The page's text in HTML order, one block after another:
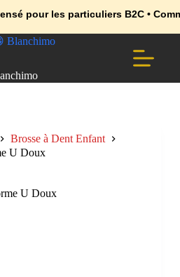
les particuliers B2C • Commande
Passez en Espace Pro B2B 📦
🚀 Rejoignez l’Espace Pro
Brosse à Dent Enfant
U Doux